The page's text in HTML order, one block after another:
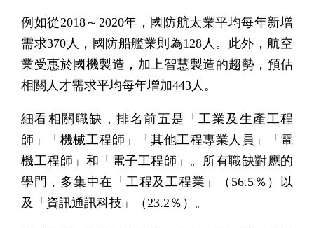
例如從2018～2020年，國防航太業平均每年新增
需求370人，國防船艦業則為128人。此外，航空
業受惠於國機製造，加上智慧製造的趨勢，預估
相關人才需求平均每年增加443人。
細看相關職缺，排名前五是「工業及生產工程
師」「機械工程師」「其他工程專業人員」「電
機工程師」和「電子工程師」。所有職缺對應的
學門，多集中在「工程及工程業」（56.5％）以
及「資訊通訊科技」（23.2％）。